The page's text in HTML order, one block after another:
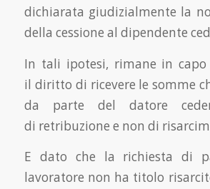
dichiarata giudizialmente la
della cessione al dipendente
In tali ipotesi, rimane in
il diritto di ricevere le somme
da parte del datore
di retribuzione e non di
E dato che la richiesta di
lavoratore non ha titolo